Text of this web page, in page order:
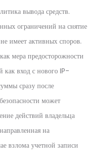
вывода средств.
ограничений на снятие
имеет активных споров.
мера предосторожности
как вход с нового IP-
сразу после
может
действий владельца
на
взлома учетной записи